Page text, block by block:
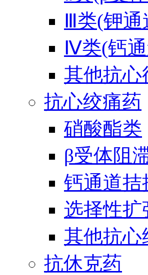
Ⅲ类(钾通
Ⅳ类(钙
其他抗心
抗心绞痛药
硝酸酯类
β受体阻
钙通道拮
选择性扩
其他抗心
抗休克药